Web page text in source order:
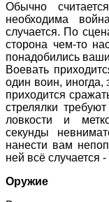
Обычно
необходима
случается. По
сторона чем-то
понадобились
Воевать
один воин,
приходится
стрелялки
ловкости и
секунды
нанести вам
ней всё случается
Оружие